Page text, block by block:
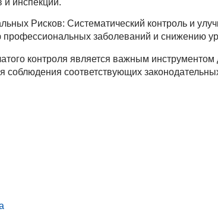
и инспекций.
Рисков: Систематический контроль и
заболеваний и снижению
контроля является важным
соблюдения соответствующих